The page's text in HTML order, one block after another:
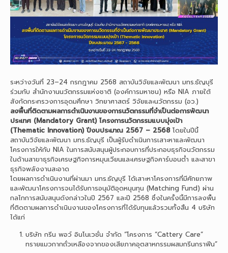
ระหว่างวันที่ 23–24 กรกฎาคม 2568 สถาบันวิจัยและพัฒนา มทร.ธัญบุรี
ร่วมกับ สำนักงานนวัตกรรมแห่งชาติ (องค์การมหาชน) หรือ NIA ภายใต้
สังกัดกระทรวงการอุดมศึกษา วิทยาศาสตร์ วิจัยและนวัตกรรม (อว.)
ลงพื้นที่ติดตามผลการดำเนินงานของการนวัตกรรมที่จำเป็นต่อการพัฒนา
ประเทศ (Mandatory Grant) โครงการนวัตกรรมแบบมุ่งเป้า
(Thematic Innovation) ปีงบประมาณ 2567 – 2568โดยในปีนี้
สถาบันวิจัยและพัฒนา มทร.ธัญบุรี เป็นผู้รับดำเนินการเสาะหาและพัฒนา
โครงการให้กับ NIA ในการสนับสนุนผู้ประกอบการที่ประกอบธุรกิจนวัตกรรม
ในด้านสาขาธุรกิจเศรษฐกิจการหมุนเวียนและเศรษฐกิจคาร์บอนต่ำ และสาขา
ธุรกิจพลังงานสะอาด
โดยผลการดำเนินงานที่ผ่านมา มทร.ธัญบุรี ได้เสาะหาโครงการที่มีศักยภาพ
และพัฒนาโครงการจนได้รับการอนุมัติอุดหนุนทุน (Matching Fund) ผ่าน
กลไกการสนับสนุนดังกล่าวในปี 2567 และปี 2568 ซึ่งในครั้งนี้มีการลงพื้น
ที่ติดตามผลการดำเนินงานของโครงการที่ได้รับทุนแล้วรวมทั้งสิ้น 4 บริษัท
ได้แก่
บริษัท กรีน พอว์ อินโนเวชั่น จํากัด “โครงการ “Cattery Care”
ทรายแมวกากถั่วเหลืองจากของเสียภาคอุตสาหกรรมผสมกรีนกราฟีน”